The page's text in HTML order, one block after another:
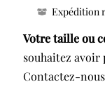
Expédition
Votre taille ou
souhaitez avoir
Contactez-